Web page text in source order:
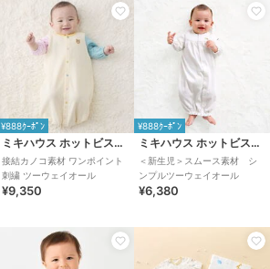
¥888ｸｰﾎﾟﾝ
ミキハウス ホットビスケッツ
接結カノコ素材 ワンポイント
刺繍 ツーウェイオール
¥9,350
¥888ｸｰﾎﾟﾝ
ミキハウス ホットビスケッツ
＜新生児＞スムース素材 シ
ンプルツーウェイオール
¥6,380